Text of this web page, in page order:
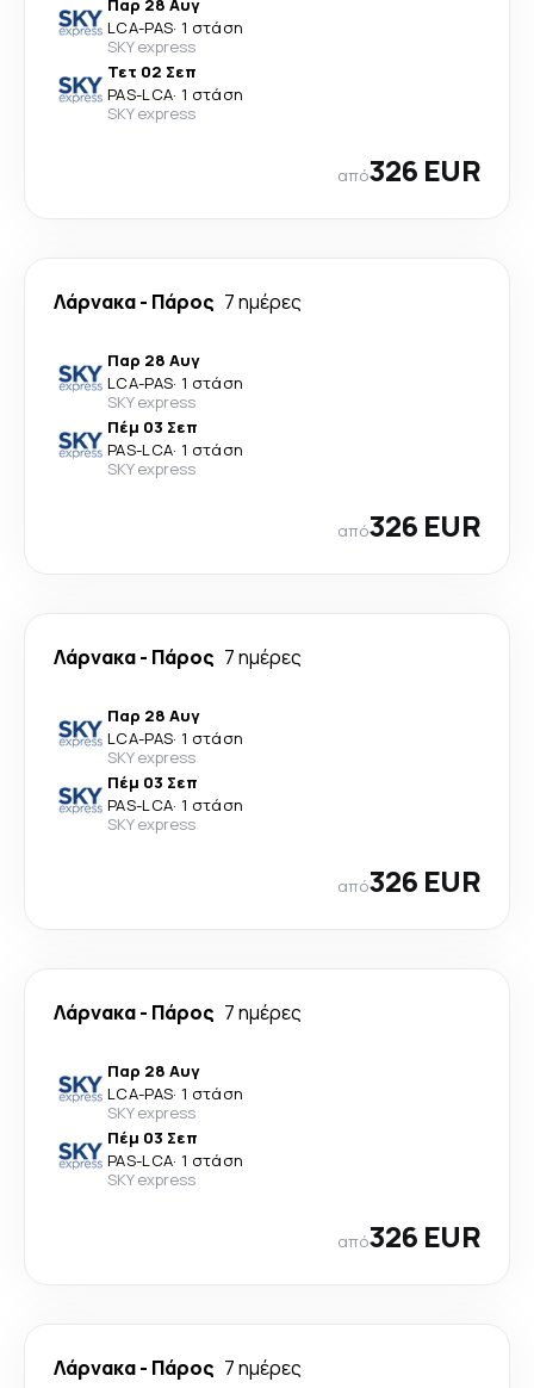
Παρ 28 Αυγ
LCA-PAS· 1 στάση
SKY express
Τετ 02 Σεπ
PAS-LCA· 1 στάση
SKY express
από326 EUR
Λάρνακα- Πάρος 7 ημέρες
Παρ 28 Αυγ
LCA-PAS· 1 στάση
SKY express
Πέμ 03 Σεπ
PAS-LCA· 1 στάση
SKY express
από326 EUR
Λάρνακα- Πάρος 7 ημέρες
Παρ 28 Αυγ
LCA-PAS· 1 στάση
SKY express
Πέμ 03 Σεπ
PAS-LCA· 1 στάση
SKY express
από326 EUR
Λάρνακα- Πάρος 7 ημέρες
Παρ 28 Αυγ
LCA-PAS· 1 στάση
SKY express
Πέμ 03 Σεπ
PAS-LCA· 1 στάση
SKY express
από326 EUR
Λάρνακα- Πάρος 7 ημέρες